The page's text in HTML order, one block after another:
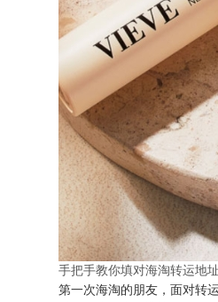
手把手教你填对海淘转运地
第一次海淘的朋友，面对转